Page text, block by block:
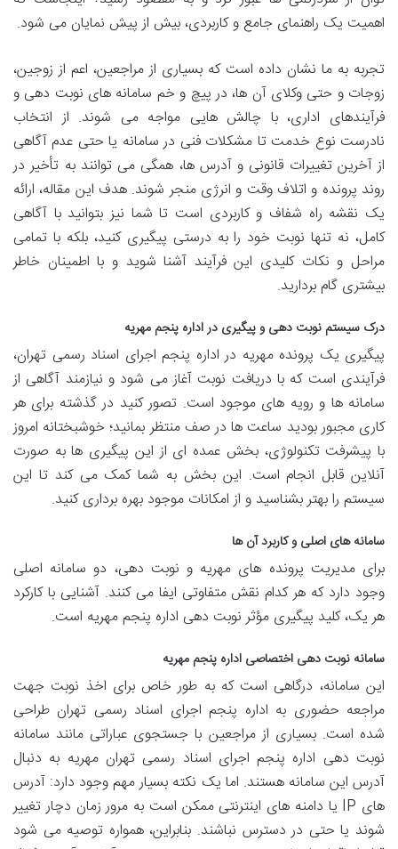
اهمیت یک راهنمای جامع و کاربردی، بیش از پیش نمایان می شود.
تجربه به ما نشان داده است که بسیاری از مراجعین، اعم از زوجین،
زوجات و حتی وکلای آن ها، در پیچ و خم سامانه های نوبت دهی و
فرآیندهای اداری، با چالش هایی مواجه می شوند. از انتخاب
نادرست نوع خدمت تا مشکلات فنی در سامانه یا حتی عدم آگاهی
از آخرین تغییرات قانونی و آدرس ها، همگی می توانند به تأخیر در
روند پرونده و اتلاف وقت و انرژی منجر شوند. هدف این مقاله، ارائه
یک نقشه راه شفاف و کاربردی است تا شما نیز بتوانید با آگاهی
کامل، نه تنها نوبت خود را به درستی پیگیری کنید، بلکه با تمامی
مراحل و نکات کلیدی این فرآیند آشنا شوید و با اطمینان خاطر
بیشتری گام بردارید.
درک سیستم نوبت دهی و پیگیری در اداره پنجم مهریه
پیگیری یک پرونده مهریه در اداره پنجم اجرای اسناد رسمی تهران،
فرآیندی است که با دریافت نوبت آغاز می شود و نیازمند آگاهی از
سامانه ها و رویه های موجود است. تصور کنید در گذشته برای هر
کاری مجبور بودید ساعت ها در صف منتظر بمانید؛ خوشبختانه امروز
با پیشرفت تکنولوژی، بخش عمده ای از این پیگیری ها به صورت
آنلاین قابل انجام است. این بخش به شما کمک می کند تا این
سیستم را بهتر بشناسید و از امکانات موجود بهره برداری کنید.
سامانه های اصلی و کاربرد آن ها
برای مدیریت پرونده های مهریه و نوبت دهی، دو سامانه اصلی
وجود دارد که هر کدام نقش متفاوتی ایفا می کنند. آشنایی با کارکرد
هر یک، کلید پیگیری مؤثر نوبت دهی اداره پنجم مهریه است.
سامانه نوبت دهی اختصاصی اداره پنجم مهریه
این سامانه، درگاهی است که به طور خاص برای اخذ نوبت جهت
مراجعه حضوری به اداره پنجم اجرای اسناد رسمی تهران طراحی
شده است. بسیاری از مراجعین با جستجوی عباراتی مانند سامانه
نوبت دهی اداره پنجم اجرای اسناد رسمی تهران مهریه به دنبال
آدرس این سامانه هستند. اما یک نکته بسیار مهم وجود دارد: آدرس
های IP یا دامنه های اینترنتی ممکن است به مرور زمان دچار تغییر
شوند یا حتی در دسترس نباشند. بنابراین، همواره توصیه می شود